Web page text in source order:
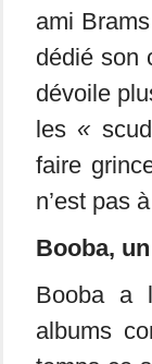
ami
dédié son
dévoile
les «
faire
n’est pas
Booba,
Booba a
albums